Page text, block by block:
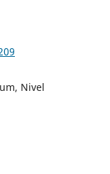
Nivel